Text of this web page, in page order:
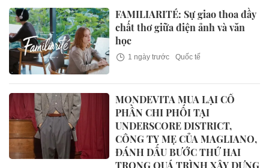
FAMILIARITÉ: Sự giao thoa đầy
chất thơ giữa điện ảnh và văn
học
1 ngày trước Quốc tế
MONDEVITA MUA LẠI CỔ
PHẦN CHI PHỐI TẠI
UNDERSCORE DISTRICT,
CÔNG TY MẸ CỦA MAGLIANO,
ĐÁNH DẤU BƯỚC THỨ HAI
TRONG QUÁ TRÌNH XÂY DỰNG